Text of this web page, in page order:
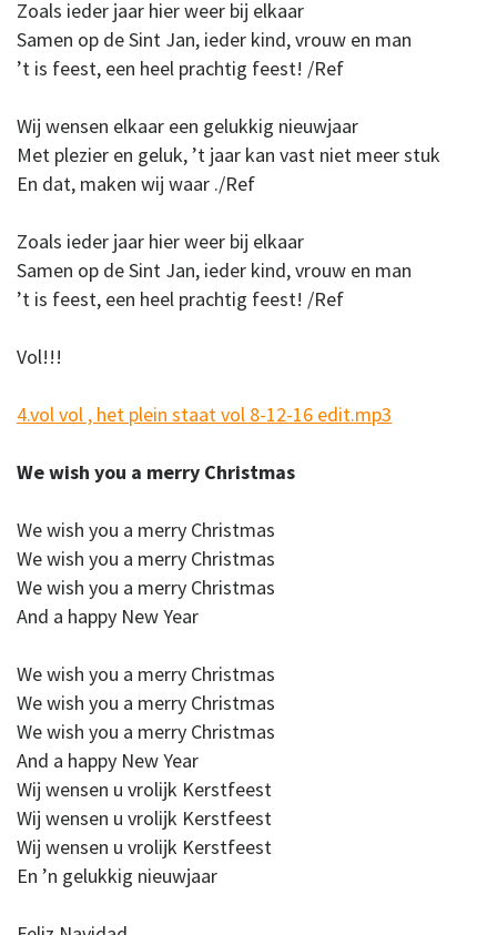
Zoals ieder jaar hier weer bij elkaar
Samen op de Sint Jan, ieder kind, vrouw en man
’t is feest, een heel prachtig feest! /Ref
Wij wensen elkaar een gelukkig nieuwjaar
Met plezier en geluk, ’t jaar kan vast niet meer stuk
En dat, maken wij waar ./Ref
Zoals ieder jaar hier weer bij elkaar
Samen op de Sint Jan, ieder kind, vrouw en man
’t is feest, een heel prachtig feest! /Ref
Vol!!!
4.vol vol , het plein staat vol 8-12-16 edit.mp3
We wish you a merry Christmas
We wish you a merry Christmas
We wish you a merry Christmas
We wish you a merry Christmas
And a happy New Year
We wish you a merry Christmas
We wish you a merry Christmas
We wish you a merry Christmas
And a happy New Year
Wij wensen u vrolijk Kerstfeest
Wij wensen u vrolijk Kerstfeest
Wij wensen u vrolijk Kerstfeest
En ’n gelukkig nieuwjaar